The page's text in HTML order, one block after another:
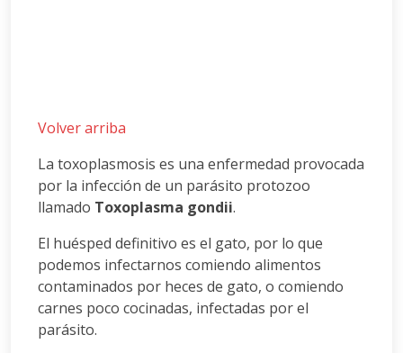
Volver arriba
La toxoplasmosis es una enfermedad provocada
por la infección de un parásito protozoo
llamado Toxoplasma gondii.
El huésped definitivo es el gato, por lo que
podemos infectarnos comiendo alimentos
contaminados por heces de gato, o comiendo
carnes poco cocinadas, infectadas por el
parásito.